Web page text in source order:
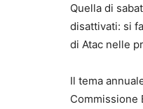
Quella di
disattivati: si
di Atac nelle
Il tema
Commissione